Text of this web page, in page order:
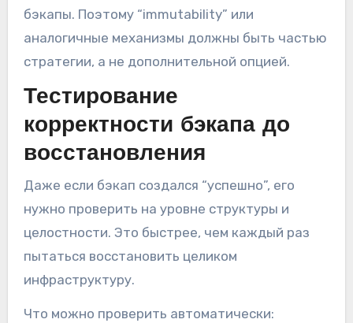
бэкапы. Поэтому “immutability” или
аналогичные механизмы должны быть частью
стратегии, а не дополнительной опцией.
Тестирование
корректности бэкапа до
восстановления
Даже если бэкап создался “успешно”, его
нужно проверить на уровне структуры и
целостности. Это быстрее, чем каждый раз
пытаться восстановить целиком
инфраструктуру.
Что можно проверить автоматически: